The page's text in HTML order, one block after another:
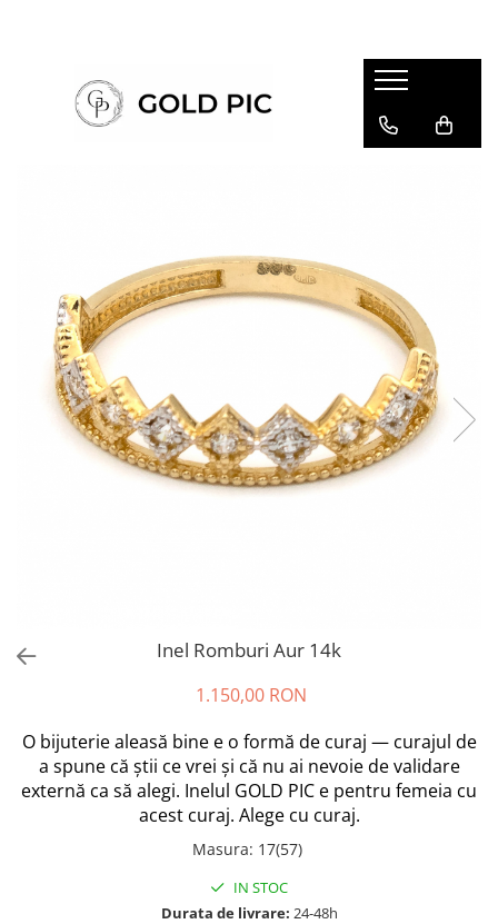
Inel Romburi Aur 14k
1.150,00 RON
O bijuterie aleasă bine e o formă de curaj — curajul de
a spune că știi ce vrei și că nu ai nevoie de validare
externă ca să alegi. Inelul GOLD PIC e pentru femeia cu
acest curaj. Alege cu curaj.
Masura: 17(57)
IN STOC
Durata de livrare: 24-48h